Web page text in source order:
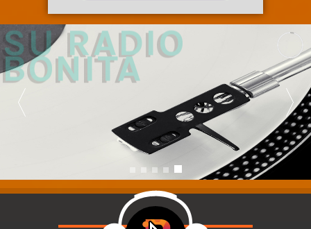
89.3 FM
SU RADIO
BONITA